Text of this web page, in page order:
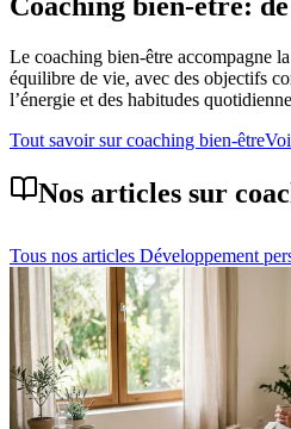
Le coaching bien-être accompagne
équilibre de vie, avec des objectifs
l’énergie et des habitudes
Tout savoir surcoaching bien-être
Nos articles sur
Tous nos articles Développement